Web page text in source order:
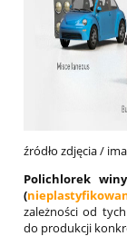
źródło zdjęcia /
Polichlorek
(
zależności od
do produkcji